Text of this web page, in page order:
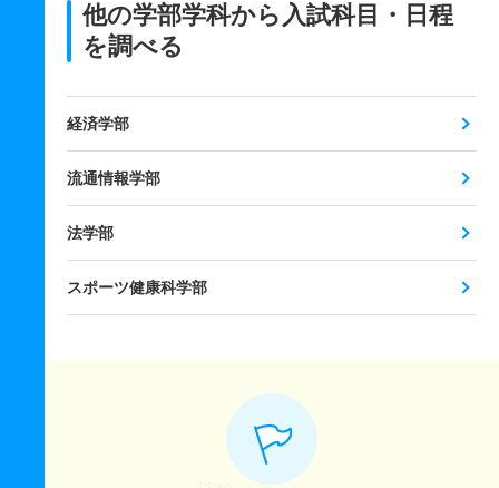
他の学部学科から入試科目・日程
を調べる
経済学部
流通情報学部
法学部
スポーツ健康科学部